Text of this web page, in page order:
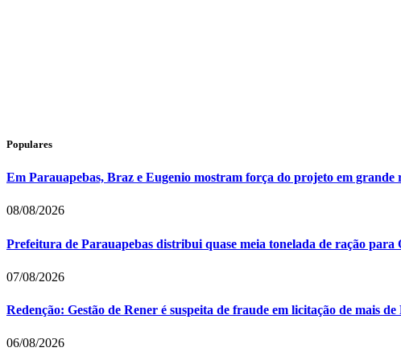
Populares
Em Parauapebas, Braz e Eugenio mostram força do projeto em grande
08/08/2026
Prefeitura de Parauapebas distribui quase meia tonelada de ração
07/08/2026
Redenção: Gestão de Rener é suspeita de fraude em licitação de mais de
06/08/2026